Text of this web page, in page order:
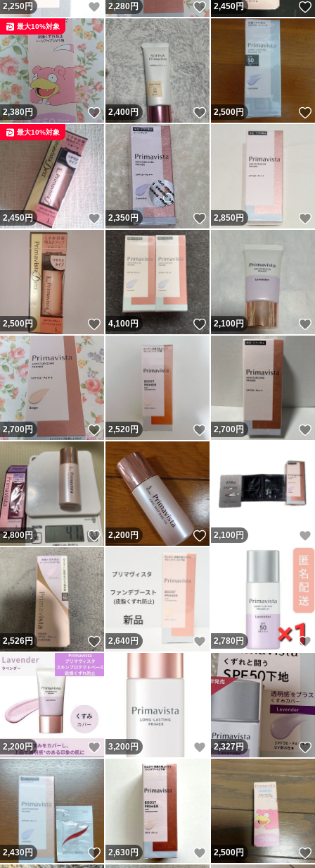
2,250円 いいね！
2,280円 いいね！
2,450円
2,380円 いいね！
最大10%対象
2,400円 いいね！
2,500円
2,450円 いいね！
最大10%対象
2,350円 いいね！
2,850円
2,500円 いいね！
4,100円 いいね！
2,100円
2,700円 いいね！
2,520円 いいね！
2,700円
2,800円 いいね！
2,200円 いいね！
2,100 円
2,526円 いいね！
2,640 円 いいね！
2,780 円
2,200 円 いいね！
3,200円 いいね！
2,327円
2,430円 いいね！
2,630円 いいね！
2,500円